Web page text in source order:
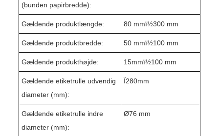
(bunden papirbredde):
Gældende produktlængde: 80 mmï½300 mm
Gældende produktbredde: 50 mmï½100 mm
Gældende produkthøjde: 15mmï½100 mm
Gældende etiketrulle udvendig
diameter (mm):
Ï280mm
Gældende etiketrulle indre
diameter (mm):
Ø76 mm